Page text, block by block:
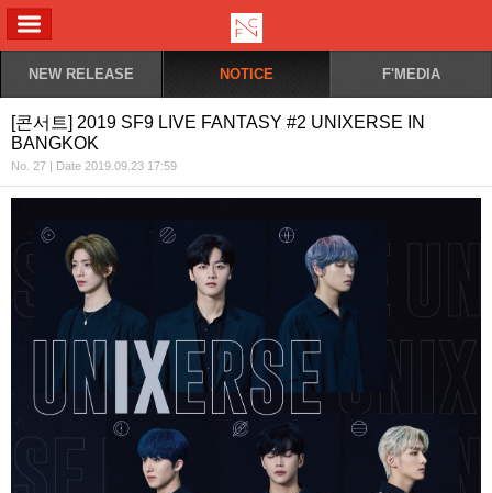
NEW RELEASE NOTICE F'MEDIA
[콘서트] 2019 SF9 LIVE FANTASY #2 UNIXERSE IN
BANGKOK
No. 27 | Date 2019.09.23 17:59